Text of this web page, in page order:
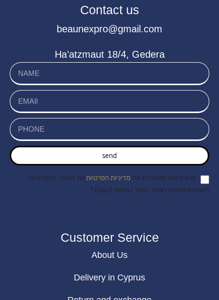
Contact us
beaunexpro@gmail.com
Ha’atzmaut 18/4, Gedera
send
קראתי ואני מאשר/ת את מדיניות הפרטיות של האתר, ומסכים/ה
לשמירת המידע לצורך טיפול בפנייתי (חובה) *
Customer Service
About Us
Delivery in Cyprus